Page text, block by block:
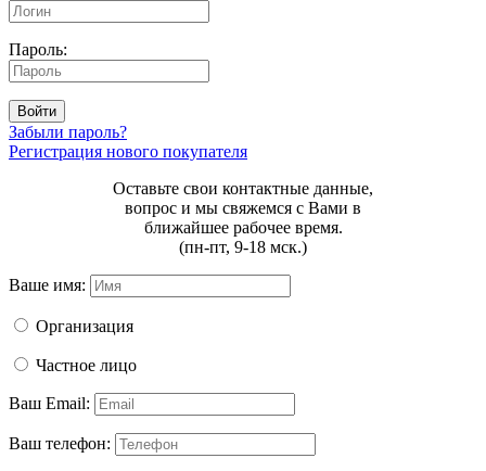
Пароль:
Войти
Забыли пароль?
Регистрация нового покупателя
Оставьте свои контактные данные,
вопрос и мы свяжемся с Вами в
ближайшее рабочее время.
(пн-пт, 9-18 мск.)
Ваше имя:
Организация
Частное лицо
Ваш Email:
Ваш телефон: